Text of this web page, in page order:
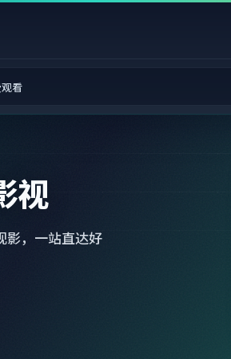
看
视
影，一站直达好